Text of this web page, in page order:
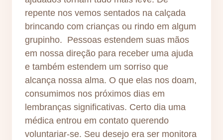
repente nos vemos sentados na calçada
brincando com crianças ou rindo em algum
grupinho. Pessoas estendem suas mãos
em nossa direção para receber uma ajuda
e também estendem um sorriso que
alcança nossa alma. O que elas nos doam,
consumimos nos próximos dias em
lembranças significativas. Certo dia uma
médica entrou em contato querendo
voluntariar-se. Seu desejo era ser monitora